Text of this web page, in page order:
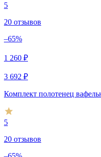
5
20 отзывов
–65%
1 260 ₽
3 692 ₽
Комплект полотенец
5
20 отзывов